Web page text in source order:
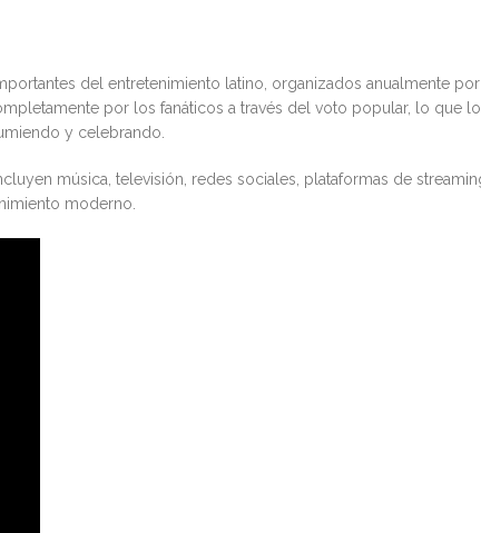
del entretenimiento latino, organizados anualmente por
por los fanáticos a través del voto popular, lo que
y celebrando.
música, televisión, redes sociales, plataformas de
moderno.